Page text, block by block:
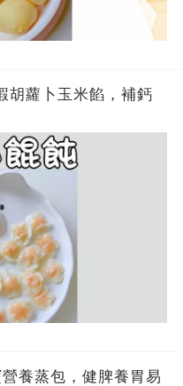
胡蘿卜玉米餡，補鈣
養蒸包，健脾養胃易